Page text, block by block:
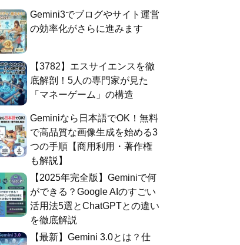
Gemini3でブログやサイト運営
の効率化がさらに進みます
​【3782】エスサイエンスを徹
底解剖！5人の専門家が見た
「マネーゲーム」の構造
Geminiなら日本語でOK！無料
で高品質な画像生成を始める3
つの手順【商用利用・著作権
も解説】
​【2025年完全版】Geminiで何
ができる？Google AIのすごい
活用法5選とChatGPTとの違い
を徹底解説
​【最新】Gemini 3.0とは？仕